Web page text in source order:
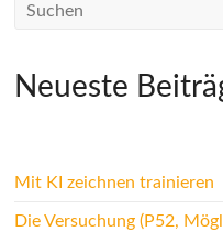
Neueste
Mit KI zeichnen trainieren
Die Versuchung (P52,